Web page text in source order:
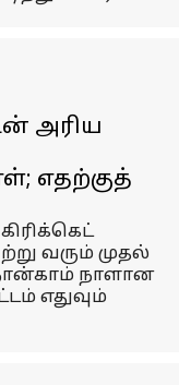
அரிய
எதற்குத்
வரும் முதல்
நாளான
எதுவும்